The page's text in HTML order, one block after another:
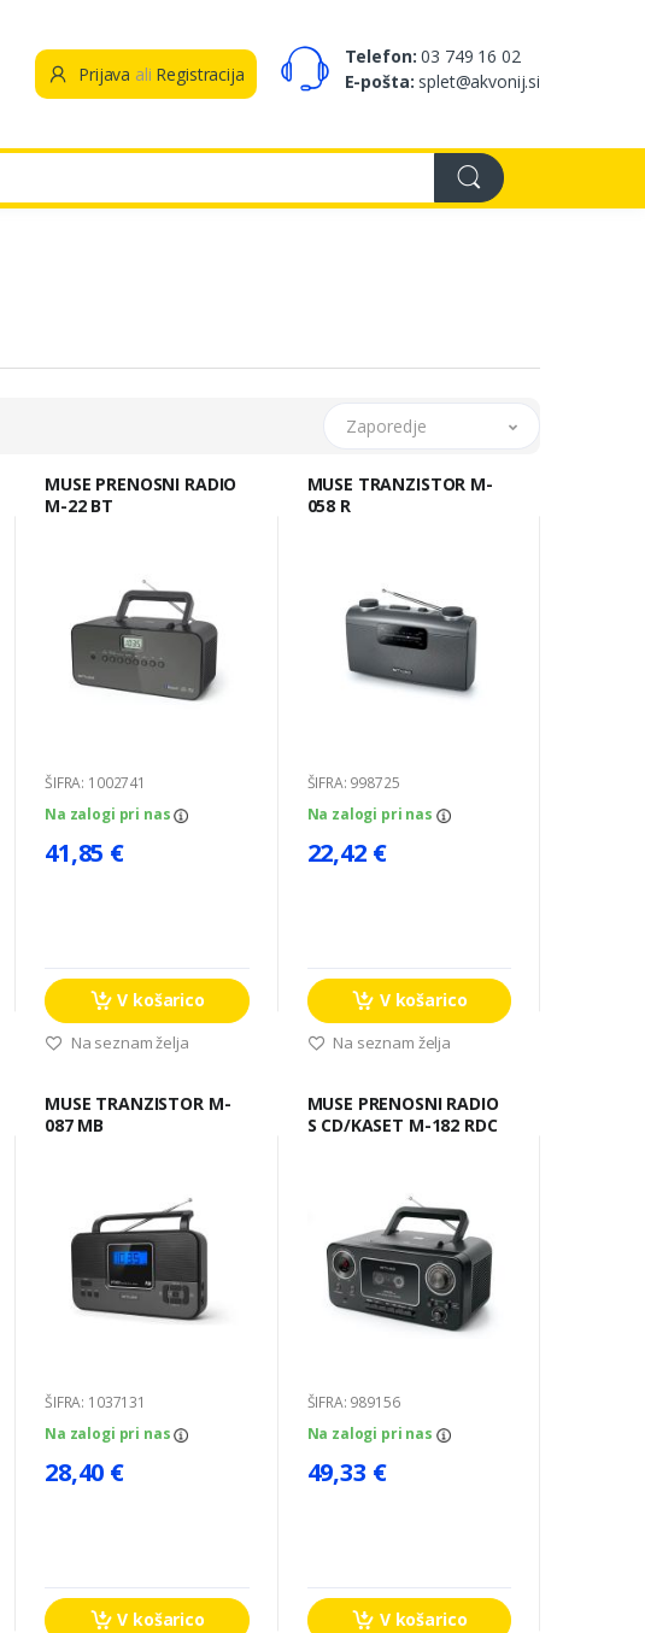
Prijava ali Registracija
Telefon: 03 749 16 02
E-pošta: splet@akvonij.si
Zaporedje
MUSE PRENOSNI RADIO
M-22 BT
ŠIFRA: 1002741
Na zalogi pri nas
41,85 €
V košarico
Na seznam želja
MUSE TRANZISTOR M-
058 R
ŠIFRA: 998725
Na zalogi pri nas
22,42 €
V košarico
Na seznam želja
MUSE TRANZISTOR M-
087 MB
ŠIFRA: 1037131
Na zalogi pri nas
28,40 €
V košarico
MUSE PRENOSNI RADIO
S CD/KASET M-182 RDC
ŠIFRA: 989156
Na zalogi pri nas
49,33 €
V košarico